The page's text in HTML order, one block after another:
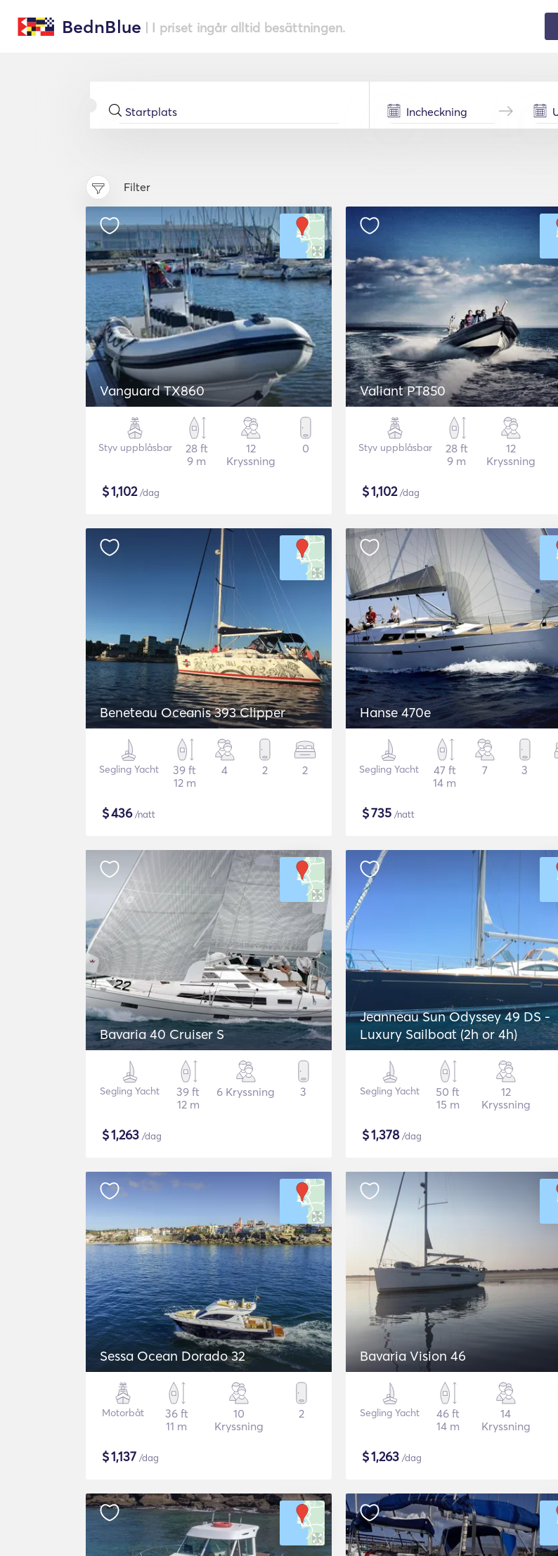
BednBlue | I priset ingår alltid besättningen.
Filter
Vanguard TX860
Styv uppblåsbar
28 ft
9 m
12
Kryssning
0
$1,102/dag
Valiant PT850
Styv uppblåsbar
28 ft
9 m
12
Kryssning
$1,102/dag
Beneteau Oceanis 393 Clipper
Segling Yacht
39 ft
12 m
4 2 2
$436/natt
Hanse 470e
Segling Yacht
47 ft
14 m
7 3
$735 /natt
Bavaria 40 Cruiser S
Segling Yacht
39 ft
12 m
6 Kryssning 3
$1,263 /dag
Jeanneau Sun Odyssey 49 DS -
Luxury Sailboat (2h or 4h)
Segling Yacht
50 ft
15 m
12
Kryssning
$1,378/dag
Sessa Ocean Dorado 32
Motorbåt
36 ft
11 m
10
Kryssning
2
$1,137 /dag
Bavaria Vision 46
Segling Yacht
46 ft
14 m
14
Kryssning
$1,263 /dag